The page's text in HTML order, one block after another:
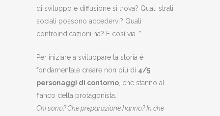
di sviluppo e diffusione si trova? Quali strati
sociali possono accedervi? Quali
controindicazioni ha? E così via…”
Per iniziare a sviluppare la storia è
fondamentale creare non più di 4/5
personaggi di contorno , che stanno al
fianco della protagonista.
Chi sono? Che preparazione hanno? In che